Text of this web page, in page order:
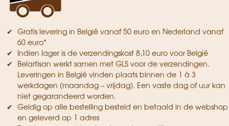
Gratis levering in België vanaf 50 euro en Nederland vanaf
60 euro*
Indien lager is de verzendingskost 8,10 euro voor België
Belartisan werkt samen met GLS voor de verzendingen.
Leveringen in België vinden plaats binnen de 1 à 3
werkdagen (maandag – vrijdag). Een vaste dag of uur kan
niet gegarandeerd worden.
Geldig op alle bestelling besteld en betaald in de webshop
en geleverd op 1 adres